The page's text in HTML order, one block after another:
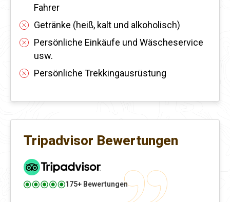
Fahrer
Getränke (heiß, kalt und alkoholisch)
Persönliche Einkäufe und Wäscheservice
usw.
Persönliche Trekkingausrüstung
Tripadvisor Bewertungen
175+ Bewertungen